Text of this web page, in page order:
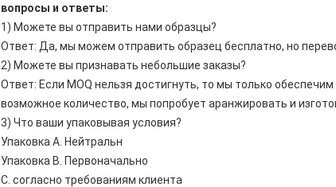
вопросы и ответы:
1) Можете вы отправить нами образцы?
Ответ: Да, мы можем отправить образец бесплатно, но
2) Можете вы признавать небольшие заказы?
Ответ: Если MOQ нельзя достигнуть, то мы только
возможное количество, мы попробует аранжировать и
3) Что ваши упаковывая условия?
Упаковка A. Нейтральн
Упаковка B. Первоначально
C. согласно требованиям клиента